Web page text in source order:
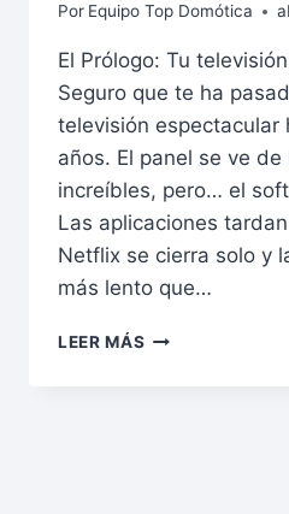
Por Equipo Top Domótica
El Prólogo: Tu
Seguro que te ha
televisión espectacular
años. El panel se ve
increíbles, pero… el
Las aplicaciones
Netflix se cierra solo y
más lento que…
LEER MÁS